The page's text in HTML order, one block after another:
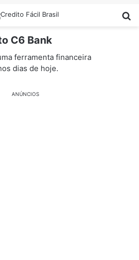
C6 Bank
ferramenta financeira
dias de hoje.
ANÚNCIOS